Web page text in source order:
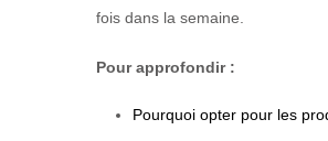
fois dans la semaine.
Pour approfondir :
Pourquoi opter pour les